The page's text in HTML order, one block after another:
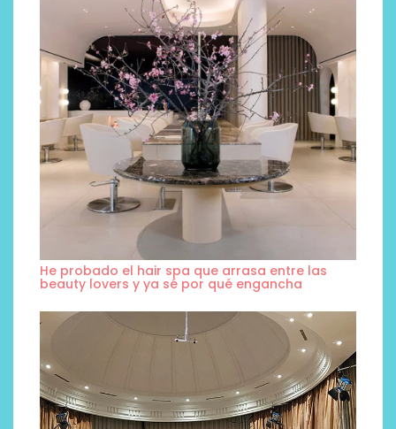
He probado el hair spa que arrasa entre las
beauty lovers y ya sé por qué engancha